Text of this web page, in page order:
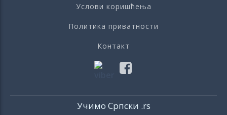
Услови коришћења
Политика приватности
Контакт
Учимо Српски .rs